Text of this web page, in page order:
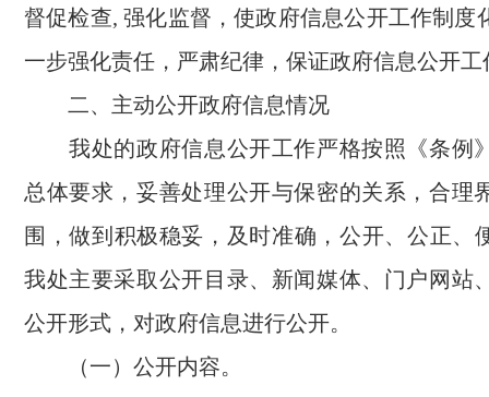
督促检查,强化监督，使政府信息公开工作制度
一步强化责任，严肃纪律，保证政府信息公开
二、主动公开政府信息情况
我处的政府信息公开工作严格按照《条例
总体要求，妥善处理公开与保密的关系，合理
围，做到积极稳妥，及时准确，公开、公正、
我处主要采取公开目录、新闻媒体、门户网站
公开形式，对政府信息进行公开。
（一）公开内容。